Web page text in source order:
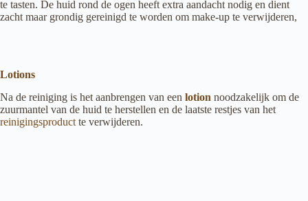
te tasten. De huid rond de ogen heeft extra aandacht nodig en dient
zacht maar grondig gereinigd te worden om make-up te verwijderen,
Lotions
Na de reiniging is het aanbrengen van een lotion noodzakelijk om de
zuurmantel van de huid te herstellen en de laatste restjes van het
reinigingsproduct te verwijderen.